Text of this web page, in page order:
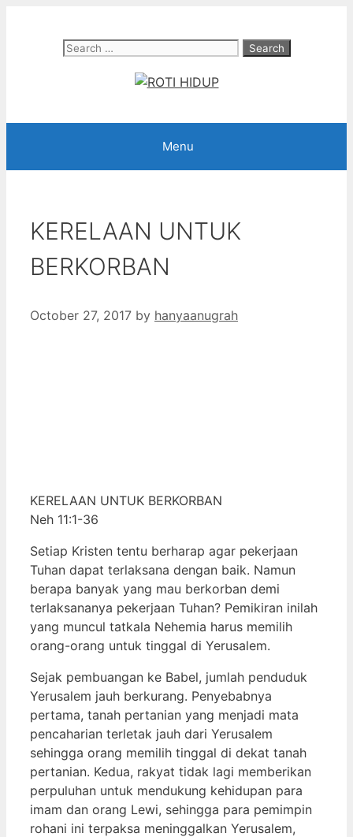
Search
Menu
KERELAAN UNTUK
BERKORBAN
October 27, 2017 by hanyaanugrah
KERELAAN UNTUK BERKORBAN
Neh 11:1-36
Setiap Kristen tentu berharap agar pekerjaan
Tuhan dapat terlaksana dengan baik. Namun
berapa banyak yang mau berkorban demi
terlaksananya pekerjaan Tuhan? Pemikiran inilah
yang muncul tatkala Nehemia harus memilih
orang-orang untuk tinggal di Yerusalem.
Sejak pembuangan ke Babel, jumlah penduduk
Yerusalem jauh berkurang. Penyebabnya
pertama, tanah pertanian yang menjadi mata
pencaharian terletak jauh dari Yerusalem
sehingga orang memilih tinggal di dekat tanah
pertanian. Kedua, rakyat tidak lagi memberikan
perpuluhan untuk mendukung kehidupan para
imam dan orang Lewi, sehingga para pemimpin
rohani ini terpaksa meninggalkan Yerusalem,